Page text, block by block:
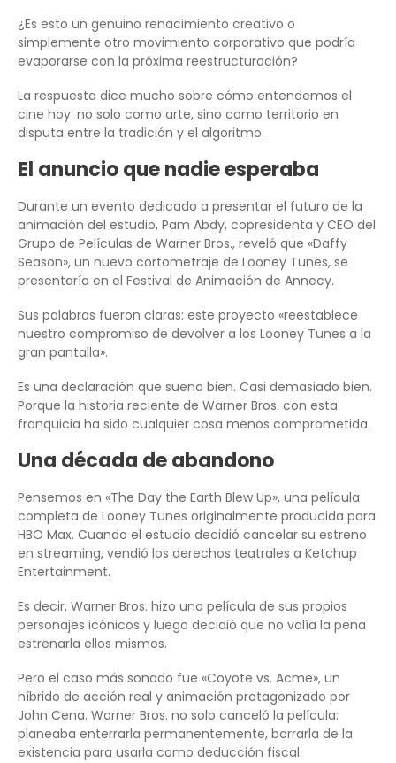
¿Es esto un genuino renacimiento creativo o
simplemente otro movimiento corporativo que podría
evaporarse con la próxima reestructuración?
La respuesta dice mucho sobre cómo entendemos el
cine hoy: no solo como arte, sino como territorio en
disputa entre la tradición y el algoritmo.
El anuncio que nadie esperaba
Durante un evento dedicado a presentar el futuro de la
animación del estudio, Pam Abdy, copresidenta y CEO del
Grupo de Películas de Warner Bros., reveló que «Daffy
Season», un nuevo cortometraje de Looney Tunes, se
presentaría en el Festival de Animación de Annecy.
Sus palabras fueron claras: este proyecto «reestablece
nuestro compromiso de devolver a los Looney Tunes a la
gran pantalla».
Es una declaración que suena bien. Casi demasiado bien.
Porque la historia reciente de Warner Bros. con esta
franquicia ha sido cualquier cosa menos comprometida.
Una década de abandono
Pensemos en «The Day the Earth Blew Up», una película
completa de Looney Tunes originalmente producida para
HBO Max. Cuando el estudio decidió cancelar su estreno
en streaming, vendió los derechos teatrales a Ketchup
Entertainment.
Es decir, Warner Bros. hizo una película de sus propios
personajes icónicos y luego decidió que no valía la pena
estrenarla ellos mismos.
Pero el caso más sonado fue «Coyote vs. Acme», un
híbrido de acción real y animación protagonizado por
John Cena. Warner Bros. no solo canceló la película:
planeaba enterrarla permanentemente, borrarla de la
existencia para usarla como deducción fiscal.